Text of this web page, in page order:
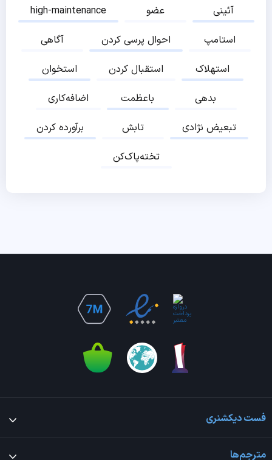
high-maintenance
عضو
آئینی
آگاهی
احوال پرسی کردن
استامپ
استخوان
استقبال کردن
استهلاک
اضافه‌کاری
باعظمت
بدهی
برآورده کردن
تابش
تبعیض نژادی
تخته‌پاک‌کن
فست دیکشنری
مترجم‌ها